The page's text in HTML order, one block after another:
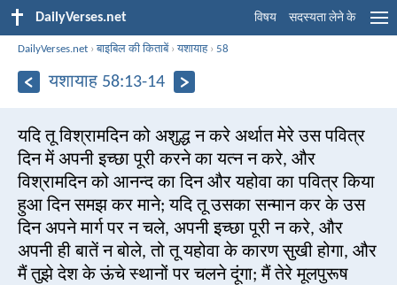
DailyVerses.net विषय सदस्यता लेने के
DailyVerses.net ›बाइबिल की किताबें›यशायाह›58
यशायाह 58:13-14
यदि तू विश्रामदिन को अशुद्ध न करे अर्थात मेरे उस पवित्र
दिन में अपनी इच्छा पूरी करने का यत्न न करे, और
विश्रामदिन को आनन्द का दिन और यहोवा का पवित्र किया
हुआ दिन समझ कर माने; यदि तू उसका सन्मान कर के उस
दिन अपने मार्ग पर न चले, अपनी इच्छा पूरी न करे, और
अपनी ही बातें न बोले, तो तू यहोवा के कारण सुखी होगा, और
मैं तुझे देश के ऊंचे स्थानों पर चलने दूंगा; मैं तेरे मूलपुरूष